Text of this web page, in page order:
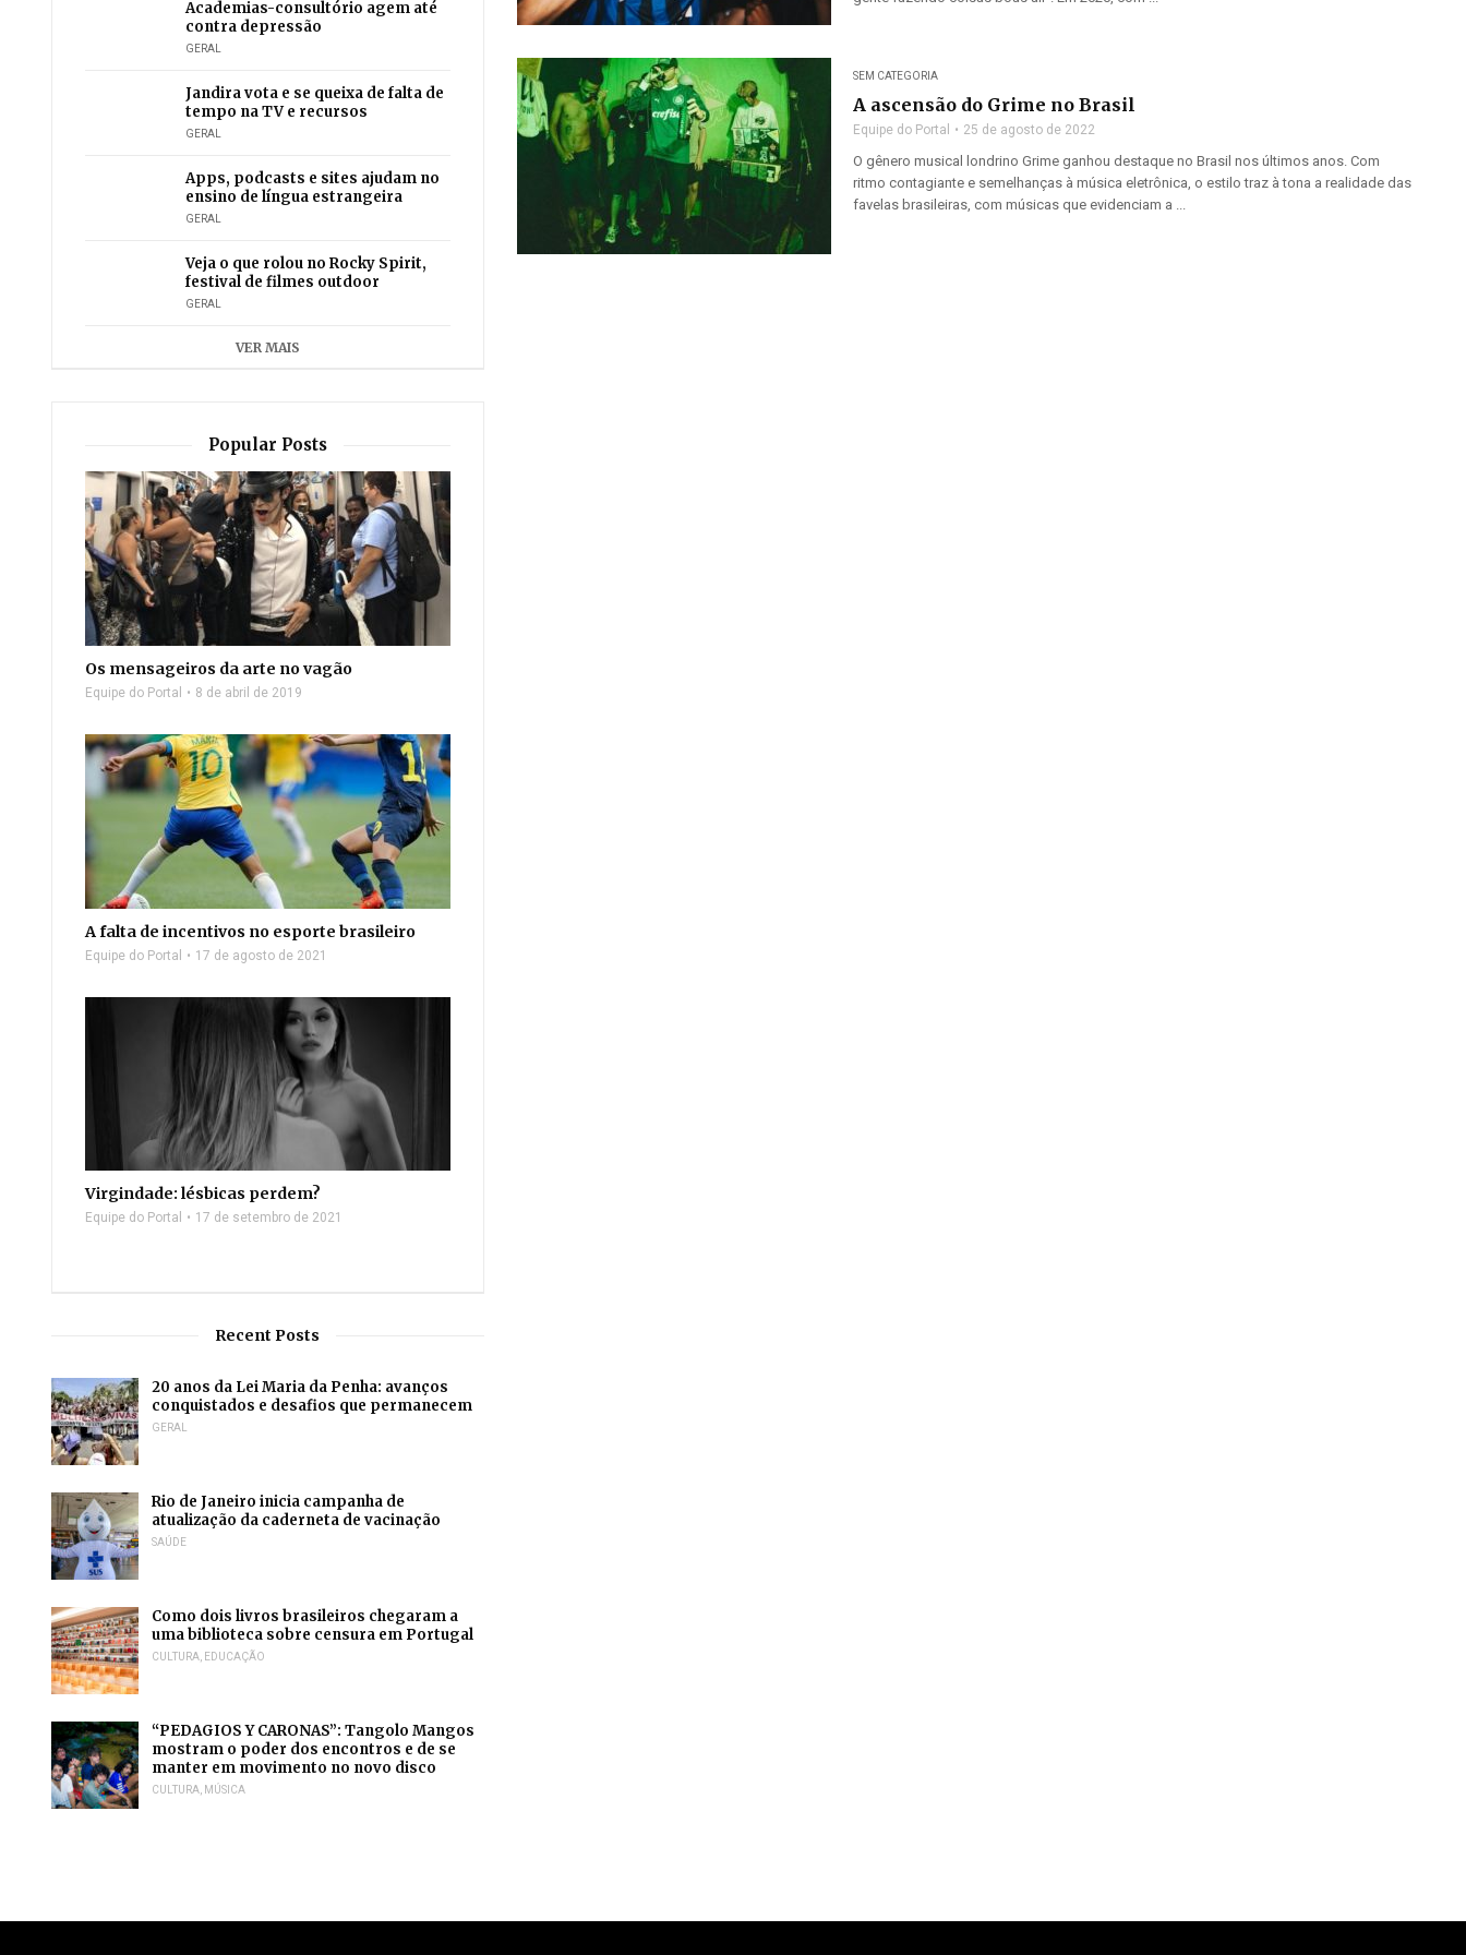
SEM CATEGORIA
A ascensão do Grime no Brasil
Equipe do Portal 25 de agosto de 2022
O gênero musical londrino Grime ganhou destaque no Brasil nos últimos anos. Com
ritmo contagiante e semelhanças à música eletrônica, o estilo traz à tona a realidade das
favelas brasileiras, com músicas que evidenciam a ...
Academias-consultório agem até
contra depressão
GERAL
Jandira vota e se queixa de falta de
tempo na TV e recursos
GERAL
Apps, podcasts e sites ajudam no
ensino de língua estrangeira
GERAL
Veja o que rolou no Rocky Spirit,
festival de filmes outdoor
GERAL
VER MAIS
Popular Posts
Os mensageiros da arte no vagão
Equipe do Portal 8 de abril de 2019
A falta de incentivos no esporte brasileiro
Equipe do Portal 17 de agosto de 2021
Virgindade: lésbicas perdem?
Equipe do Portal 17 de setembro de 2021
Recent Posts
20 anos da Lei Maria da Penha: avanços
conquistados e desafios que permanecem
GERAL
Rio de Janeiro inicia campanha de
atualização da caderneta de vacinação
SAÚDE
Como dois livros brasileiros chegaram a
uma biblioteca sobre censura em Portugal
CULTURA, EDUCAÇÃO
“PEDAGIOS Y CARONAS”: Tangolo Mangos
mostram o poder dos encontros e de se
manter em movimento no novo disco
CULTURA, MÚSICA